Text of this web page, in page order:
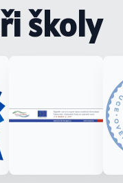
školy